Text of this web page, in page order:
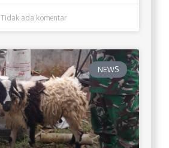
Tidak ada komentar
NEWS